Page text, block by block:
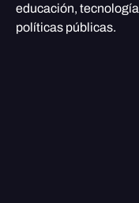
educación,
políticas públicas.